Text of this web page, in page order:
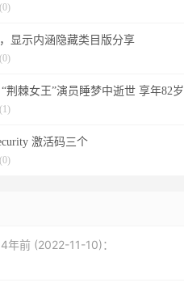
显示内涵隐藏类目版分享
“荆棘女王”演员睡梦中逝世 享年82岁
激活码三个
4年前 (2022-11-10)：